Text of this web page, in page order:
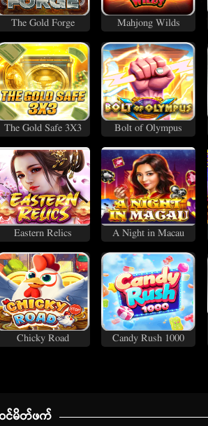
The Gold Forge Mahjong Wilds
The Gold Safe 3X3 Bolt of Olympus
Eastern Relics A Night in Macau
Chicky Road Candy Rush 1000
ဝင်မိတ်ဖက်